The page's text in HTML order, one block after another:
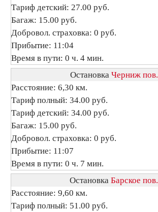
Тариф детский: 27.00 руб.
Багаж: 15.00 руб.
Добровол. страховка: 0 руб.
Прибытие: 11:04
Время в пути: 0 ч. 4 мин.
Остановка Черниж пов.
Расстояние: 6,30 км.
Тариф полный: 34.00 руб.
Тариф детский: 34.00 руб.
Багаж: 15.00 руб.
Добровол. страховка: 0 руб.
Прибытие: 11:07
Время в пути: 0 ч. 7 мин.
Остановка Барское пов.
Расстояние: 9,60 км.
Тариф полный: 51.00 руб.